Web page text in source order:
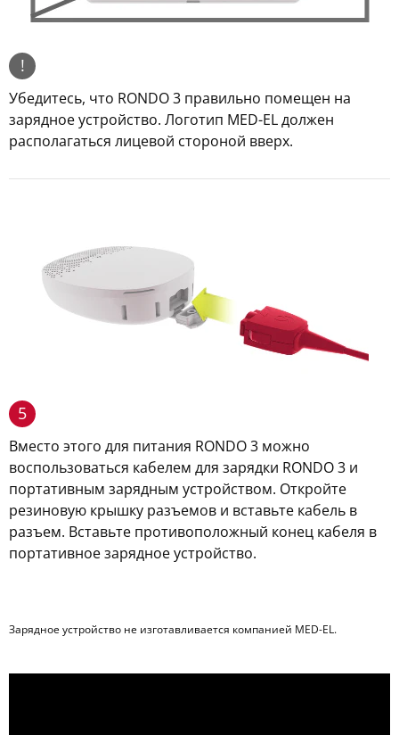
!
Убедитесь, что RONDO 3 правильно помещен на
зарядное устройство. Логотип MED-EL должен
располагаться лицевой стороной вверх.
5
Вместо этого для питания RONDO 3 можно
воспользоваться кабелем для зарядки RONDO 3 и
портативным зарядным устройством. Откройте
резиновую крышку разъемов и вставьте кабель в
разъем. Вставьте противоположный конец кабеля в
портативное зарядное устройство.
Зарядное устройство не изготавливается компанией MED-EL.